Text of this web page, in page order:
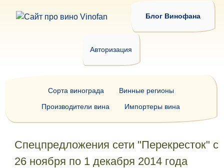
Блог Винофана
Авторизация
Спецпредложения сети "Перекресток" с
26 ноября по 1 декабря 2014 года
Сорта винограда
Винные регионы
Производители вина
Импортеры вина